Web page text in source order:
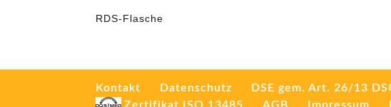
RDS-Flasche
Kontakt Datenschutz DSE gem. Art. 26/13